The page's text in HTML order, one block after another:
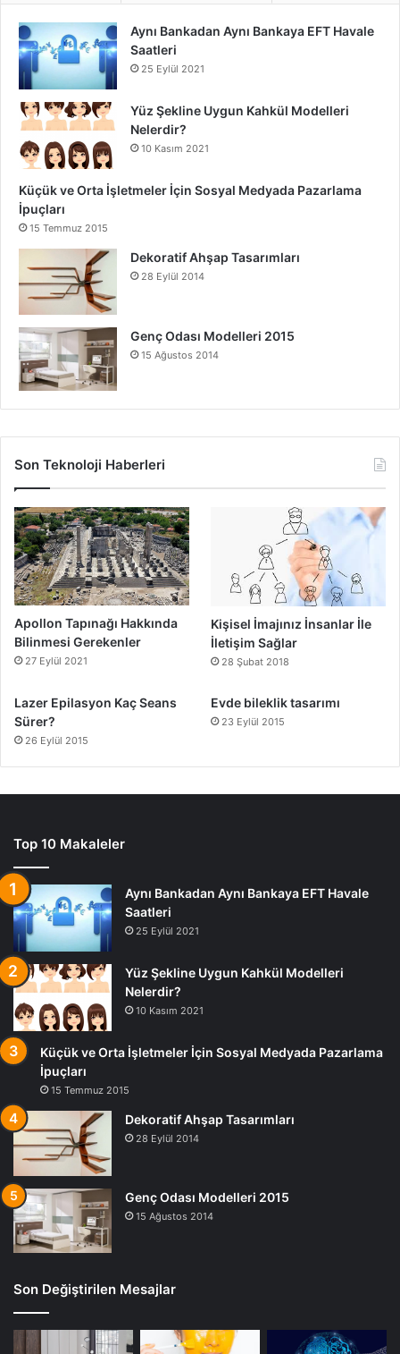
Aynı Bankadan Aynı Bankaya EFT Havale
Saatleri
25 Eylül 2021
Yüz Şekline Uygun Kahkül Modelleri
Nelerdir?
10 Kasım 2021
Küçük ve Orta İşletmeler İçin Sosyal Medyada Pazarlama
İpuçları
15 Temmuz 2015
Dekoratif Ahşap Tasarımları
28 Eylül 2014
Genç Odası Modelleri 2015
15 Ağustos 2014
Son Teknoloji Haberleri
Apollon Tapınağı Hakkında
Bilinmesi Gerekenler
27 Eylül 2021
Kişisel İmajınız İnsanlar İle
İletişim Sağlar
28 Şubat 2018
Lazer Epilasyon Kaç Seans
Sürer?
26 Eylül 2015
Evde bileklik tasarımı
23 Eylül 2015
Top 10 Makaleler
Aynı Bankadan Aynı Bankaya EFT Havale
Saatleri
25 Eylül 2021
Yüz Şekline Uygun Kahkül Modelleri
Nelerdir?
10 Kasım 2021
Küçük ve Orta İşletmeler İçin Sosyal Medyada Pazarlama
İpuçları
15 Temmuz 2015
Dekoratif Ahşap Tasarımları
28 Eylül 2014
Genç Odası Modelleri 2015
15 Ağustos 2014
Son Değiştirilen Mesajlar